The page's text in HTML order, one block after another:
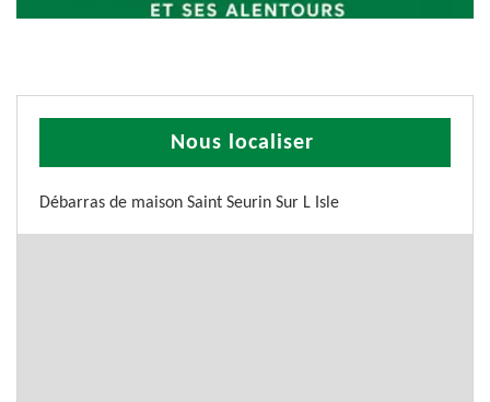
Nous localiser
Débarras de maison Saint Seurin Sur L Isle